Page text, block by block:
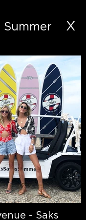
Summer X
- Saks